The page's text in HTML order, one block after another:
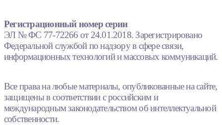
Регистрационный номер серии
ЭЛ № ФС 77-72266 от 24.01.2018. Зарегистрировано
Федеральной службой по надзору в сфере связи,
информационных технологий и массовых коммуникаций.
Все права на любые материалы, опубликованные на сайте,
защищены в соответствии с российским и
международным законодательством об интеллектуальной
собственности.